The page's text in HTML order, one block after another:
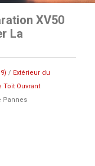
XV50
La
/ Extérieur du
Toit Ouvrant
Pannes